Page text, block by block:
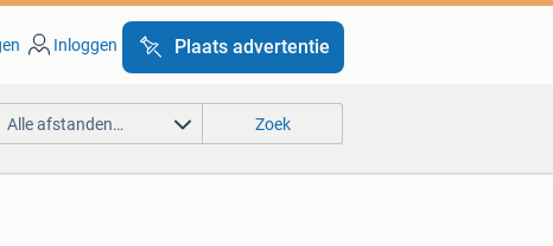
Inloggen Plaats advertentie
Alle afstanden… Zoek